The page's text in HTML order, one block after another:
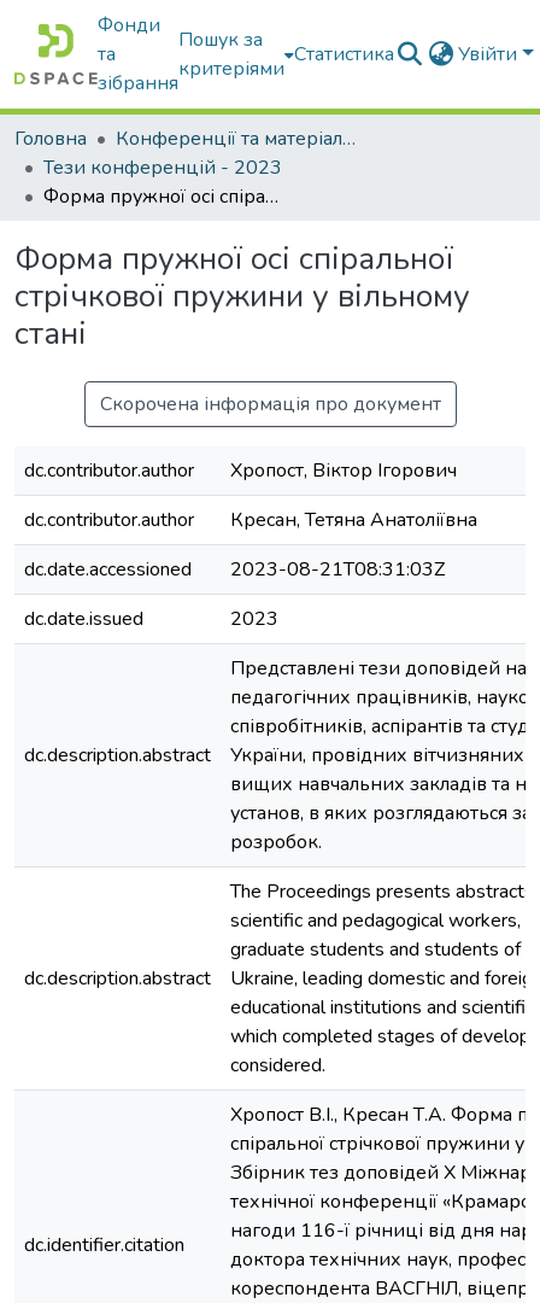
Фонди
та
зібрання
Пошук за
критеріями
Статистика Увійти
Головна
Конференції та матеріали конференцій
Тези конференцій - 2023
Форма пружної осі спіральної стрічкової пружини у вільному стані
Форма пружної осі спіральної
стрічкової пружини у вільному
стані
Скорочена інформація про документ
dc.contributor.author
Хропост, Віктор Ігорович
dc.contributor.author
Кресан, Тетяна Анатоліївна
dc.date.accessioned
2023-08-21T08:31:03Z
dc.date.issued
2023
dc.description.abstract
Представлені тези доповідей
педагогічних працівників,
співробітників, аспірантів та
України, провідних вітчизняних
вищих навчальних закладів та
установ, в яких розглядаються
розробок.
dc.description.abstract
The Proceedings presents
scientific and pedagogical workers,
graduate students and students of
Ukraine, leading domestic and
educational institutions and
which completed stages of
considered.
dc.identifier.citation
Хропост В.І., Кресан Т.А. Форма
спіральної стрічкової пружини у
Збірник тез доповідей Х
технічної конференції
нагоди 116-ї річниці від дня
доктора технічних наук,
кореспондента ВАСГНІЛ,